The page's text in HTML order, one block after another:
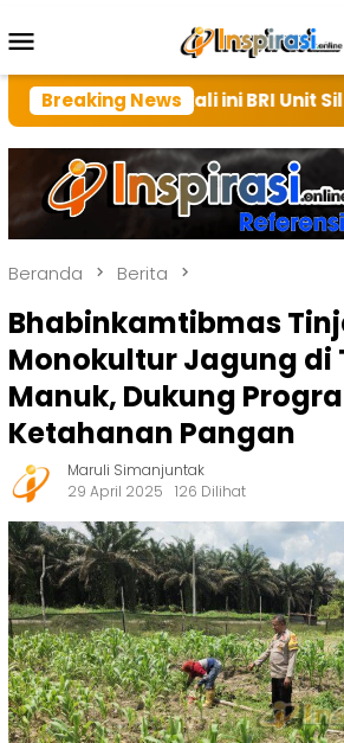
Mobile
Breaking News
kali ini BRI Unit Silindung
Beranda Berita
Bhabinkamtibmas
Monokultur Jagung di
Manuk, Dukung
Ketahanan Pangan
Maruli Simanjuntak
29 April 2025
126 Dilihat